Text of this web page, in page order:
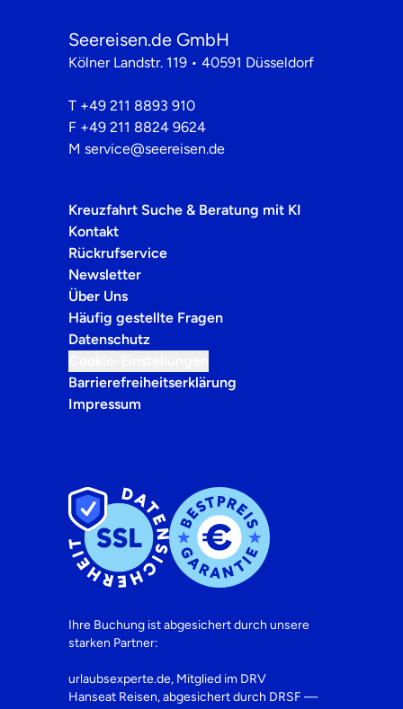
Seereisen.de GmbH
Kölner Landstr. 119 • 40591 Düsseldorf
T +49 211 8893 910
F +49 211 8824 9624
M service@seereisen.de
Kreuzfahrt Suche & Beratung mit KI
Kontakt
Rückrufservice
Newsletter
Über Uns
Häufig gestellte Fragen
Datenschutz
Barrierefreiheitserklärung
Impressum
Ihre Buchung ist abgesichert durch unsere
starken Partner:
urlaubsexperte.de, Mitglied im DRV
Hanseat Reisen, abgesichert durch DRSF —